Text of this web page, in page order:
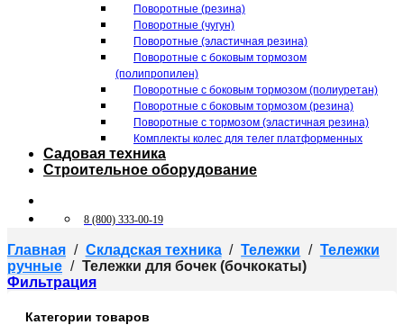
Поворотные (резина)
Поворотные (чугун)
Поворотные (эластичная резина)
Поворотные c боковым тормозом
(полипропилен)
Поворотные c боковым тормозом (полиуретан)
Поворотные c боковым тормозом (резина)
Поворотные c тормозом (эластичная резина)
Комплекты колес для телег платформенных
Садовая техника
Строительное оборудование
8 (800) 333-00-19
Главная / Складская техника / Тележки / Тележки
ручные / Тележки для бочек (бочкокаты)
Фильтрация
Категории товаров